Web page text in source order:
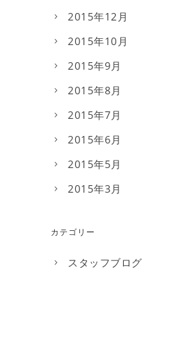
2015年12月
2015年10月
2015年9月
2015年8月
2015年7月
2015年6月
2015年5月
2015年3月
カテゴリー
スタッフブログ